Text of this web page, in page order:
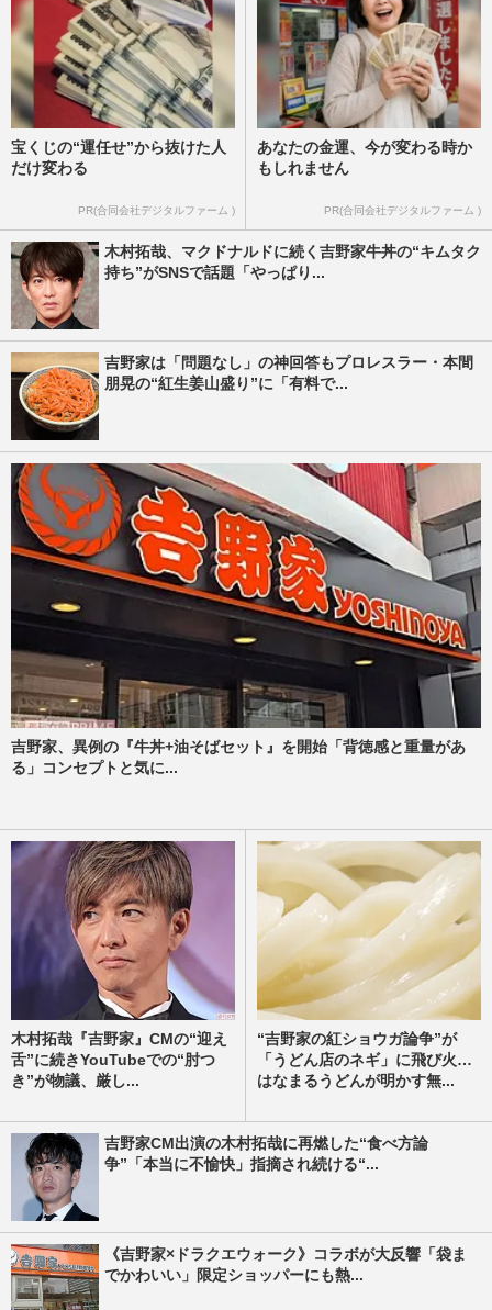
宝くじの“運任せ”から抜けた人
だけ変わる
PR(合同会社デジタルファーム )
あなたの金運、今が変わる時か
もしれません
PR(合同会社デジタルファーム )
木村拓哉、マクドナルドに続く吉野家牛丼の“キムタク
持ち”がSNSで話題「やっぱり...
吉野家は「問題なし」の神回答もプロレスラー・本間
朋晃の“紅生姜山盛り”に「有料で...
吉野家、異例の『牛丼+油そばセット』を開始「背徳感と重量があ
る」コンセプトと気に...
木村拓哉『吉野家』CMの“迎え
舌”に続きYouTubeでの“肘つ
き”が物議、厳し...
“吉野家の紅ショウガ論争”が
「うどん店のネギ」に飛び火…
はなまるうどんが明かす無...
吉野家CM出演の木村拓哉に再燃した“食べ方論
争”「本当に不愉快」指摘され続ける“...
《吉野家×ドラクエウォーク》コラボが大反響「袋ま
でかわいい」限定ショッパーにも熱...